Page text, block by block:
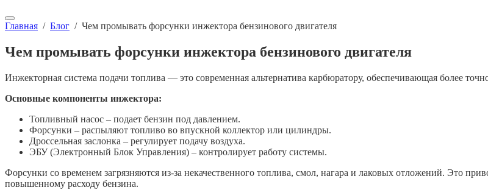
Главная / Блог / Чем промывать форсунки инжектора бензинового двигателя
Чем промывать форсунки инжектора бензинового двигателя
Инжекторная система подачи топлива — это современная альтернатива карбюратору, обеспечивающая более
Основные компоненты инжектора:
Топливный насос – подает бензин под давлением.
Форсунки – распыляют топливо во впускной коллектор или цилиндры.
Дроссельная заслонка – регулирует подачу воздуха.
ЭБУ (Электронный Блок Управления) – контролирует работу системы.
Форсунки со временем загрязняются из-за некачественного топлива, смол, нагара и лаковых отложений. Это
повышенному расходу бензина.